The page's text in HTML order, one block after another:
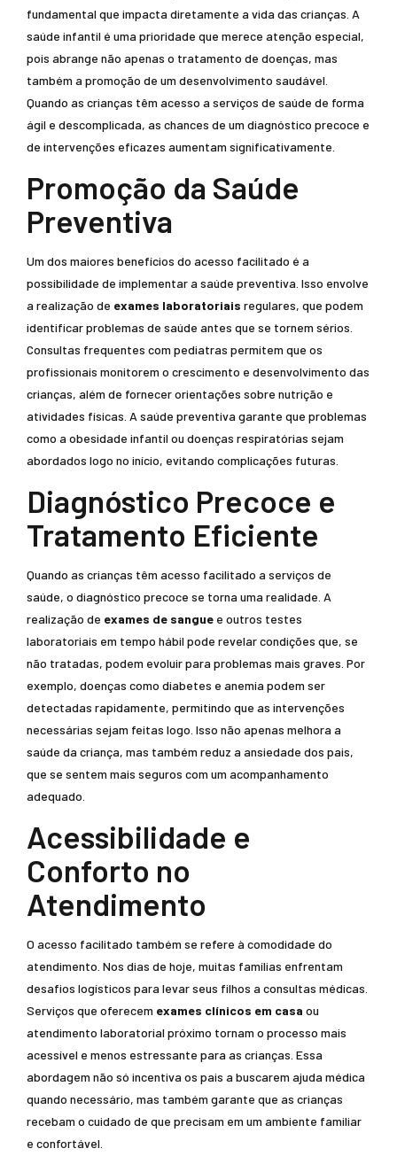
fundamental que impacta diretamente a vida das crianças. A
saúde infantil é uma prioridade que merece atenção especial,
pois abrange não apenas o tratamento de doenças, mas
também a promoção de um desenvolvimento saudável.
Quando as crianças têm acesso a serviços de saúde de forma
ágil e descomplicada, as chances de um diagnóstico precoce e
de intervenções eficazes aumentam significativamente.
Promoção da Saúde
Preventiva
Um dos maiores benefícios do acesso facilitado é a
possibilidade de implementar a saúde preventiva. Isso envolve
a realização de exames laboratoriais regulares, que podem
identificar problemas de saúde antes que se tornem sérios.
Consultas frequentes com pediatras permitem que os
profissionais monitorem o crescimento e desenvolvimento das
crianças, além de fornecer orientações sobre nutrição e
atividades físicas. A saúde preventiva garante que problemas
como a obesidade infantil ou doenças respiratórias sejam
abordados logo no início, evitando complicações futuras.
Diagnóstico Precoce e
Tratamento Eficiente
Quando as crianças têm acesso facilitado a serviços de
saúde, o diagnóstico precoce se torna uma realidade. A
realização de exames de sangue e outros testes
laboratoriais em tempo hábil pode revelar condições que, se
não tratadas, podem evoluir para problemas mais graves. Por
exemplo, doenças como diabetes e anemia podem ser
detectadas rapidamente, permitindo que as intervenções
necessárias sejam feitas logo. Isso não apenas melhora a
saúde da criança, mas também reduz a ansiedade dos pais,
que se sentem mais seguros com um acompanhamento
adequado.
Acessibilidade e
Conforto no
Atendimento
O acesso facilitado também se refere à comodidade do
atendimento. Nos dias de hoje, muitas famílias enfrentam
desafios logísticos para levar seus filhos a consultas médicas.
Serviços que oferecem exames clínicos em casa ou
atendimento laboratorial próximo tornam o processo mais
acessível e menos estressante para as crianças. Essa
abordagem não só incentiva os pais a buscarem ajuda médica
quando necessário, mas também garante que as crianças
recebam o cuidado de que precisam em um ambiente familiar
e confortável.